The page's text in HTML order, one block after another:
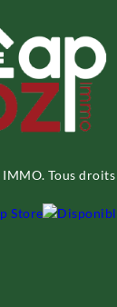
Tous droits